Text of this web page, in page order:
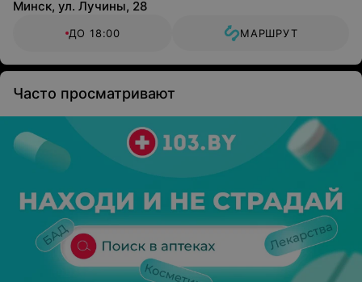
Минск, ул. Лучины, 28
ДО 18:00 МАРШРУТ
Часто просматривают